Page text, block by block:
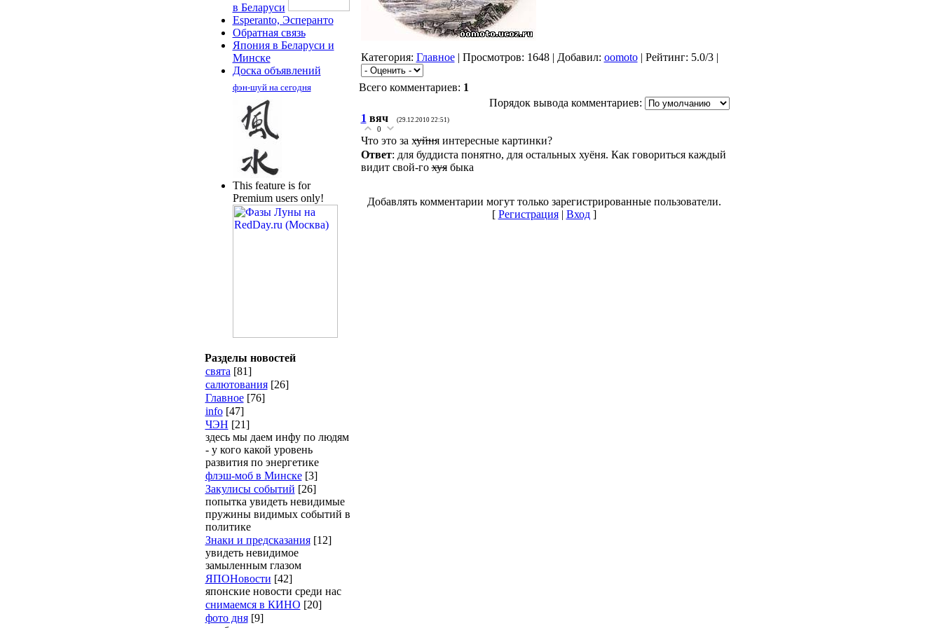
в Беларуси
Esperanto, Эсперанто
Обратная связь
Япония в Беларуси и
Минске
Доска объявлений
фэн-шуй на сегодня
This feature is for
Premium users only!
Разделы новостей
свята [81]
салютования [26]
Главное [76]
info [47]
ЧЭН [21]
здесь мы даем инфу по людям
- у кого какой уровень
развития по энергетике
флэш-моб в Минске [3]
Закулисы событий [26]
попытка увидеть невидимые
пружины видимых событий в
политике
Знаки и предсказания [12]
увидеть невидимое
замыленным глазом
ЯПОНовости [42]
японские новости среди нас
снимаемся в КИНО [20]
фото дня [9]
Категория: Главное| Просмотров: 1648 | Добавил: oomoto| Рейтинг: 5.0/3 |
Всего комментариев: 1
Порядок вывода комментариев:
1 вяч (29.12.2010 22:51)
0
Что это за х̶у̶й̶н̶я интересные картинки?
Ответ: для буддиста понятно, для остальных хуёня. Как говориться каждый
видит свой-гохуябыка
Добавлять комментарии могут только зарегистрированные пользователи.
[ Регистрация| Вход]